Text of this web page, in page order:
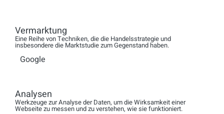
erfolgreich telefonieren.
Dieses eBook mit einem Umfang von mehr als 90 Seiten
steht kostenlos für Sie unter
Chance Ihr Know-How zu aktuellen Trends upzudaten.
Vermarktung
Eine Reihe von Techniken, die die Handelsstrategie und
insbesondere die Marktstudie zum Gegenstand haben.
Google
Analysen
Werkzeuge zur Analyse der Daten, um die Wirksamkeit einer
Webseite zu messen und zu verstehen, wie sie funktioniert.